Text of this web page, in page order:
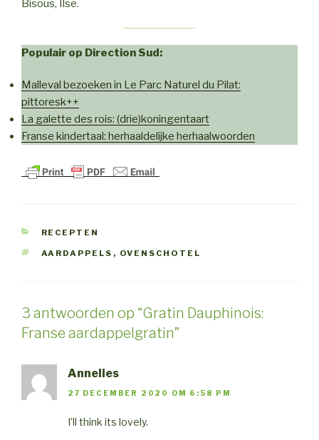
Bisous, Ilse.
Populair op Direction Sud:
Malleval bezoeken in Le Parc Naturel du Pilat:
pittoresk++
La galette des rois: (drie)koningentaart
Franse kindertaal: herhaaldelijke herhaalwoorden
CATEGORIEËN
RECEPTEN
TAGS
AARDAPPELS , OVENSCHOTEL
3 antwoorden op “Gratin Dauphinois:
Franse aardappelgratin”
Annelies
27 DECEMBER 2020 OM 6:58 PM
I’ll think its lovely.